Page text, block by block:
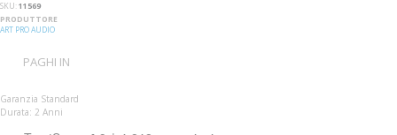
SKU 11569
PRODUTTORE
ART PRO AUDIO
PAGHI IN
Garanzia Standard
Durata: 2 Anni